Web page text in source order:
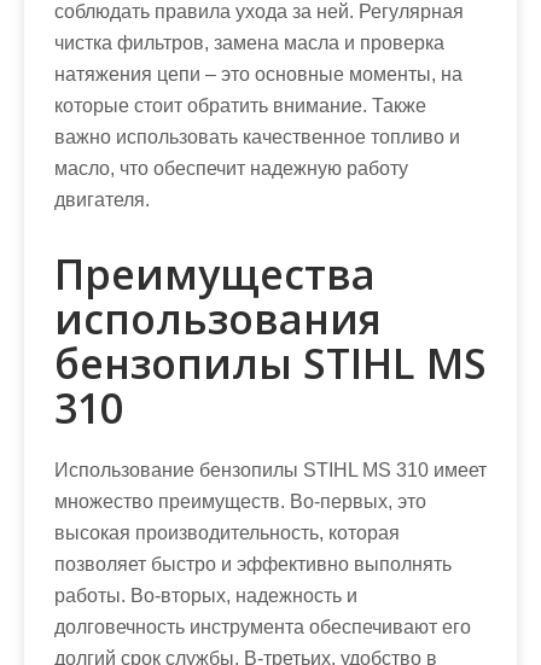
соблюдать правила ухода за ней. Регулярная
чистка фильтров, замена масла и проверка
натяжения цепи – это основные моменты, на
которые стоит обратить внимание. Также
важно использовать качественное топливо и
масло, что обеспечит надежную работу
двигателя.
Преимущества
использования
бензопилы STIHL MS
310
Использование бензопилы STIHL MS 310 имеет
множество преимуществ. Во-первых, это
высокая производительность, которая
позволяет быстро и эффективно выполнять
работы. Во-вторых, надежность и
долговечность инструмента обеспечивают его
долгий срок службы. В-третьих, удобство в